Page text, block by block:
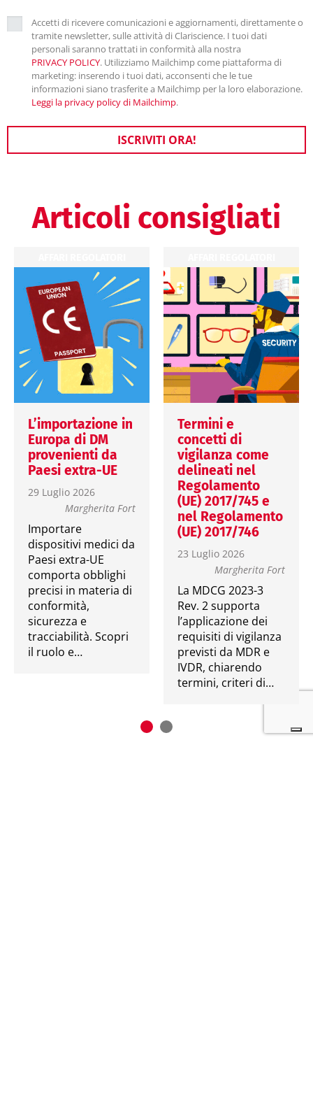
Accetti di ricevere comunicazioni e aggiornamenti, direttamente o
tramite newsletter, sulle attività di Clariscience. I tuoi dati
personali saranno trattati in conformità alla nostra
PRIVACY POLICY. Utilizziamo Mailchimp come piattaforma di
marketing: inserendo i tuoi dati, acconsenti che le tue
informazioni siano trasferite a Mailchimp per la loro elaborazione.
Leggi la privacy policy di Mailchimp.
ISCRIVITI ORA!
Articoli consigliati
L’importazione in
Europa di DM
provenienti da
Paesi extra-UE
29 Luglio 2026
Margherita Fort
Importare
dispositivi medici da
Paesi extra-UE
comporta obblighi
precisi in materia di
conformità,
sicurezza e
tracciabilità. Scopri
il ruolo e…
Termini e
concetti di
vigilanza come
delineati nel
Regolamento
(UE) 2017/745 e
nel Regolamento
(UE) 2017/746
23 Luglio 2026
Margherita Fort
La MDCG 2023-3
Rev. 2 supporta
l’applicazione dei
requisiti di vigilanza
previsti da MDR e
IVDR, chiarendo
termini, criteri di…